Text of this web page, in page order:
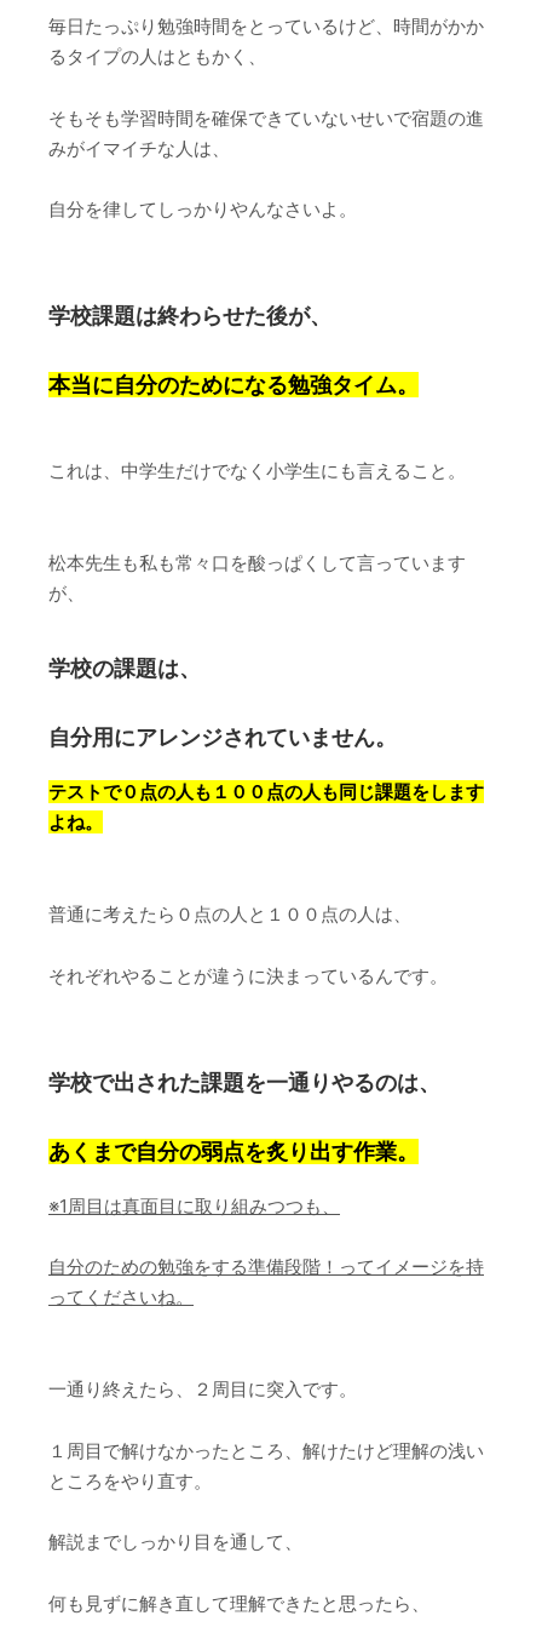
毎日たっぷり勉強時間をとっているけど、時間がかか
るタイプの人はともかく、
そもそも学習時間を確保できていないせいで宿題の進
みがイマイチな人は、
自分を律してしっかりやんなさいよ。
学校課題は終わらせた後が、
本当に自分のためになる勉強タイム。
これは、中学生だけでなく小学生にも言えること。
松本先生も私も常々口を酸っぱくして言っています
が、
学校の課題は、
自分用にアレンジされていません。
テストで０点の人も１００点の人も同じ課題をします
よね。
普通に考えたら０点の人と１００点の人は、
それぞれやることが違うに決まっているんです。
学校で出された課題を一通りやるのは、
あくまで自分の弱点を炙り出す作業。
※1周目は真面目に取り組みつつも、
自分のための勉強をする準備段階！ってイメージを持
ってくださいね。
一通り終えたら、２周目に突入です。
１周目で解けなかったところ、解けたけど理解の浅い
ところをやり直す。
解説までしっかり目を通して、
何も見ずに解き直して理解できたと思ったら、